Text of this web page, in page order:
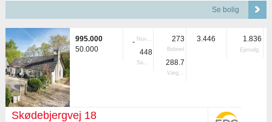
Se bolig
995.000
50.000
- Nuvær.
448
Samlet
273
Beboet
288.7
Vægtet
3.446 1.836
Ejerudg.
Skødebjergvej 18